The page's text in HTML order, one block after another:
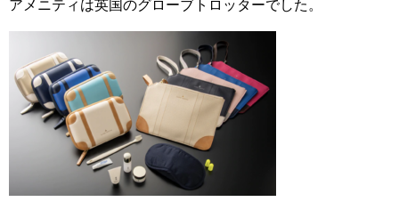
アメニティは英国のグローブトロッターでした。